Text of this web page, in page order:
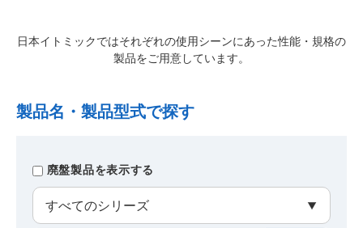
日本イトミックではそれぞれの使用シーンにあった性能・規格の
製品をご用意しています。
製品名・製品型式で探す
廃盤製品を表示する